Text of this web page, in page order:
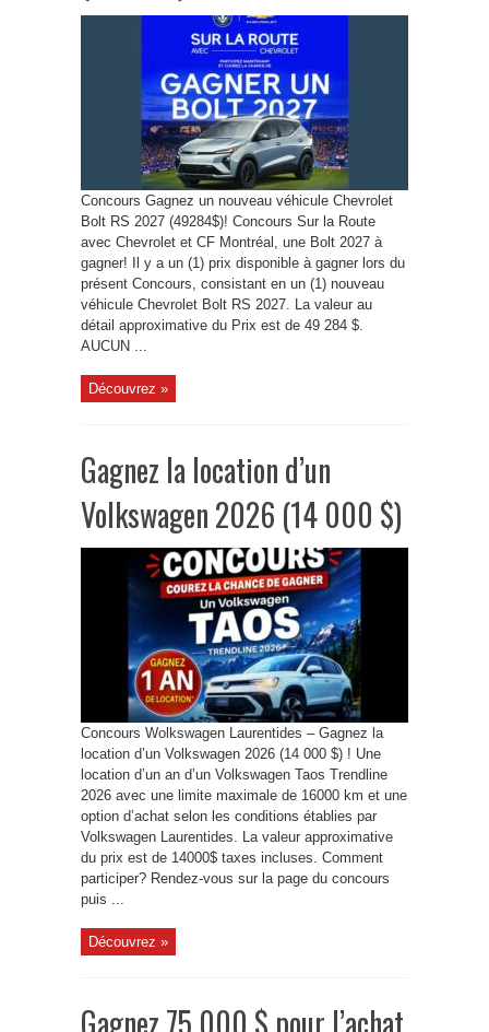
Concours Gagnez un nouveau véhicule Chevrolet
Bolt RS 2027 (49284$)! Concours Sur la Route
avec Chevrolet et CF Montréal, une Bolt 2027 à
gagner! Il y a un (1) prix disponible à gagner lors du
présent Concours, consistant en un (1) nouveau
véhicule Chevrolet Bolt RS 2027. La valeur au
détail approximative du Prix est de 49 284 $.
AUCUN ...
Découvrez »
Gagnez la location d’un
Volkswagen 2026 (14 000 $)
Concours Wolkswagen Laurentides – Gagnez la
location d’un Volkswagen 2026 (14 000 $) ! Une
location d’un an d’un Volkswagen Taos Trendline
2026 avec une limite maximale de 16000 km et une
option d’achat selon les conditions établies par
Volkswagen Laurentides. La valeur approximative
du prix est de 14000$ taxes incluses. Comment
participer? Rendez-vous sur la page du concours
puis ...
Découvrez »
Gagnez 75 000 $ pour l’achat